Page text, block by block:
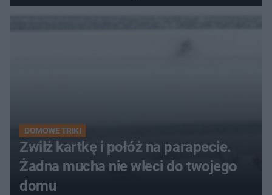
kobiety
DOMOWE TRIKI
Zwilż kartkę i połóż na parapecie.
Żadna mucha nie wleci do twojego
domu